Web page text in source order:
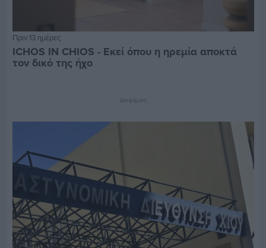
Πριν 13 ημέρες
ICHOS IN CHIOS - Εκεί όπου η ηρεμία αποκτά
τον δικό της ήχο
Διαφήμιση